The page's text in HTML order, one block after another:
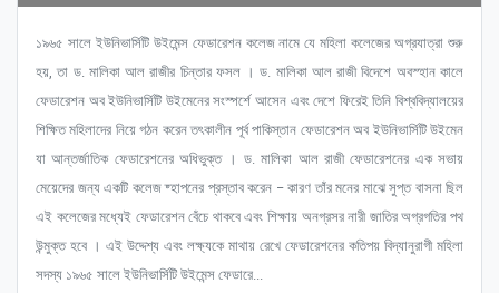
১৯৬৫ সালে ইউনিভার্সিটি উইমেন্স ফেডারেশন কলেজ নামে যে মহিলা কলেজের অগ্রযাত্রা শুরু
হয়, তা ড. মালিকা আল রাজীর চিন্তার ফসল । ড. মালিকা আল রাজী বিদেশে অবস্হান কালে
ফেডারেশন অব ইউনিভার্সিটি উইমেনের সংস্পর্শে আসেন এবং দেশে ফিরেই তিনি বিশ্ববিদ্যালয়ের
শিক্ষিত মহিলাদের নিয়ে গঠন করেন তৎকালীন পূর্ব পাকিস্তান ফেডারেশন অব ইউনিভার্সিটি উইমেন
যা আন্তর্জাতিক ফেডারেশনের অধিভুক্ত । ড. মালিকা আল রাজী ফেডারেশনের এক সভায়
মেয়েদের জন্য একটি কলেজ ষ্হাপনের প্রস্তাব করেন – কারণ তাঁর মনের মাঝে সুপ্ত বাসনা ছিল
এই কলেজের মধ্যেই ফেডারেশন বেঁচে থাকবে এবং শিক্ষায় অনগ্রসর নারী জাতির অগ্রগতির পথ
উন্মুক্ত হবে । এই উদ্দেশ্য এবং লক্ষ্যকে মাথায় রেখে ফেডারেশনের কতিপয় বিদ্যানুরাগী মহিলা
সদস্য ১৯৬৫ সালে ইউনিভার্সিটি উইমেন্স ফেডারে...